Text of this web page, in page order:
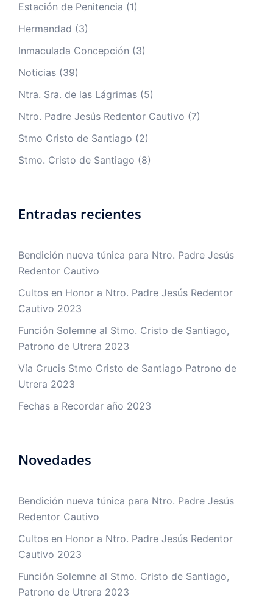
Estación de Penitencia (1)
Hermandad (3)
Inmaculada Concepción (3)
Noticias (39)
Ntra. Sra. de las Lágrimas (5)
Ntro. Padre Jesús Redentor Cautivo (7)
Stmo Cristo de Santiago (2)
Stmo. Cristo de Santiago (8)
Entradas recientes
Bendición nueva túnica para Ntro. Padre Jesús
Redentor Cautivo
Cultos en Honor a Ntro. Padre Jesús Redentor
Cautivo 2023
Función Solemne al Stmo. Cristo de Santiago,
Patrono de Utrera 2023
Vía Crucis Stmo Cristo de Santiago Patrono de
Utrera 2023
Fechas a Recordar año 2023
Novedades
Bendición nueva túnica para Ntro. Padre Jesús
Redentor Cautivo
Cultos en Honor a Ntro. Padre Jesús Redentor
Cautivo 2023
Función Solemne al Stmo. Cristo de Santiago,
Patrono de Utrera 2023